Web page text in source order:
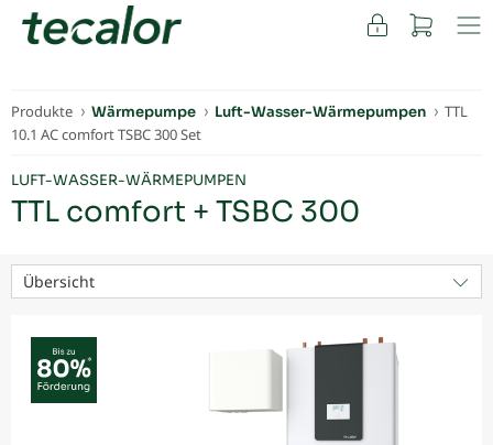
FACHKUNDEN
Produkte Wärmepumpe Luft-Wasser-Wärmepumpen
TTL
10.1 AC comfort TSBC 300 Set
LUFT-WASSER-WÄRMEPUMPEN
TTL comfort + TSBC 300
Übersicht